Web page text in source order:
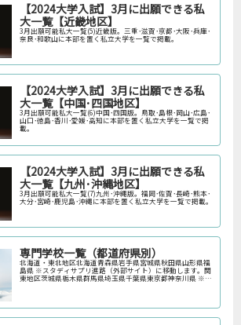
【2024大学入試】3月に出願できる私
大一覧【近畿地区】
3月出願可能私大一覧(5)近畿版。三重･滋賀･京都･大阪･兵庫･
奈良･和歌山に本部を置く私立大学を一覧で掲載。
【2024大学入試】3月に出願できる私
大一覧【中国･四国地区】
3月出願可能私大一覧(6)中国･四国版。鳥取･島根･岡山･広島･
山口･徳島･香川･愛媛･高知に本部を置く私立大学を一覧で掲
載。
【2024大学入試】3月に出願できる私
大一覧【九州･沖縄地区】
3月出願可能私大一覧(7)九州･沖縄版。福岡･佐賀･長崎･熊本･
大分･宮崎･鹿児島･沖縄に本部を置く私立大学を一覧で掲載。
専門学校一覧（都道府県別）
北海道・東北地区北海道青森県岩手県宮城県秋田県山形県福
島県 ※スタディサプリ進路（外部サイト）に移動します。関
東地区茨城県栃木県群馬県埼玉県千葉県東京都神奈川県 ※ス